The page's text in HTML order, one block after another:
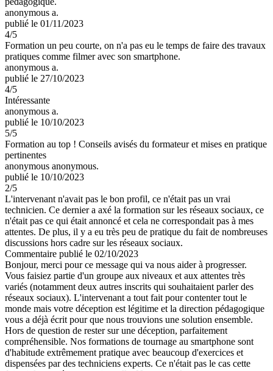
anonymous a.
publié le 01/11/2023
4/5
Formation un peu courte, on n'a pas eu le temps de faire des travaux
pratiques comme filmer avec son smartphone.
anonymous a.
publié le 27/10/2023
4/5
Intéressante
anonymous a.
publié le 10/10/2023
5/5
Formation au top ! Conseils avisés du formateur et mises en pratique
pertinentes
anonymous anonymous.
publié le 10/10/2023
2/5
L'intervenant n'avait pas le bon profil, ce n'était pas un vrai
technicien. Ce dernier a axé la formation sur les réseaux sociaux, ce
n'était pas ce qui était annoncé et cela ne correspondait pas à mes
attentes. De plus, il y a eu très peu de pratique du fait de nombreuses
discussions hors cadre sur les réseaux sociaux.
Commentaire publié le 02/10/2023
Bonjour, merci pour ce message qui va nous aider à progresser.
Vous faisiez partie d'un groupe aux niveaux et aux attentes très
variés (notamment deux autres inscrits qui souhaitaient parler des
réseaux sociaux). L'intervenant a tout fait pour contenter tout le
monde mais votre déception est légitime et la direction pédagogique
vous a déjà écrit pour que nous trouvions une solution ensemble.
Hors de question de rester sur une déception, parfaitement
compréhensible. Nos formations de tournage au smartphone sont
d'habitude extrêmement pratique avec beaucoup d'exercices et
dispensées par des techniciens experts. Ce n'était pas le cas cette